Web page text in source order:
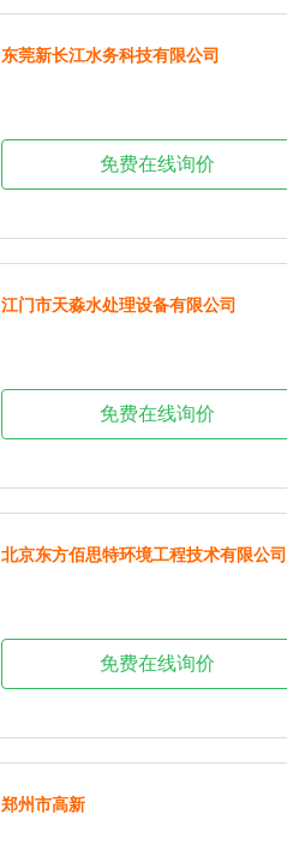
东莞新长江水务科技有限公司
免费在线询价
江门市天淼水处理设备有限公司
免费在线询价
北京东方佰思特环境工程技术有限公司
免费在线询价
郑州市高新